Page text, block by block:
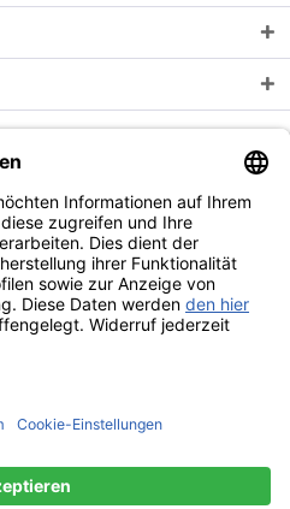
zzgl. evtl.
und
wenn nicht anders beschrieben
- Alle Rechte vorbehalten
die für den technischen Betrieb
und stets gesetzt werden.
bei Benutzung dieser Website
oder die Interaktion mit
Zustimmung gesetzt.